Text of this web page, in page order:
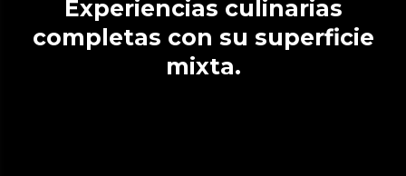
Experiencias culinarias
completas con su superficie
mixta.